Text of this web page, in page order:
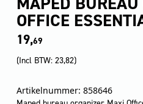
OFFICE
19,69
(Incl BTW: 23,82)
Artikelnummer: 858646